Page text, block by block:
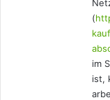
(
im
ist,